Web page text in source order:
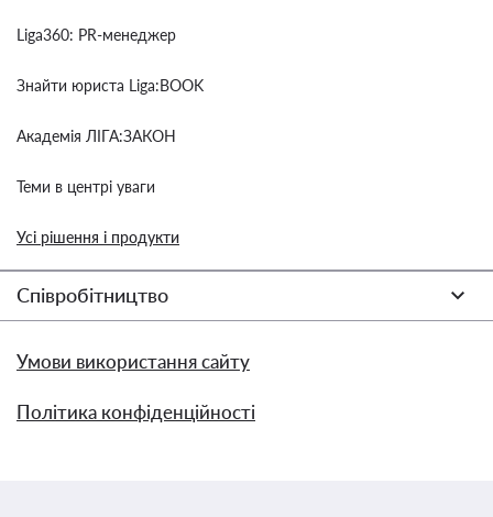
Liga360: PR-менеджер
Знайти юриста Liga:BOOK
Академія ЛІГА:ЗАКОН
Теми в центрі уваги
Усі рішення і продукти
Співробітництво
Умови використання сайту
Політика конфіденційності